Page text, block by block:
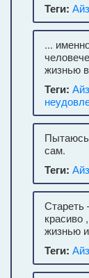
Теги:
...
жизнью
Теги:
Пытаюсь
сам.
Теги:
Стареть
красиво
жизнью
Теги: